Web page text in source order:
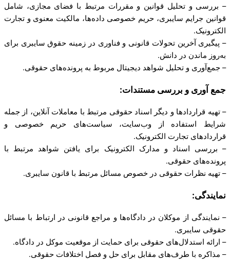
– بررسی و تحلیل قوانین و مقررات مرتبط با فضای مجازی، شامل
قوانین جرایم سایبری، حریم خصوصی داده‌ها، مالکیت معنوی و تجارت
الکترونیک.
– پیگیری آخرین تحولات قانونی و فناوری در زمینه حقوق سایبری برای
به‌روز ماندن در دانش.
– جمع‌آوری و تحلیل شواهد دیجیتال مربوط به پرونده‌های حقوقی.
جمع آوری و بررسی مستندات:
– تهیه قراردادها و دیگر اسناد حقوقی مرتبط با معاملات آنلاین، از جمله
شرایط استفاده از وب‌سایت، سیاست‌های حریم خصوصی و
قراردادهای تجارت الکترونیک.
– بررسی اسناد و مدارک الکترونیک برای یافتن شواهد مرتبط با
پرونده‌های حقوقی.
– تهیه نظرات حقوقی در خصوص مسائل مرتبط با قانون سایبری.
نمایندگی:
– نمایندگی از موکلان در دادگاه‌ها و مراجع قانونی در ارتباط با مسائل
حقوقی سایبری.
– ارائه استدلال‌های حقوقی برای حمایت از موقعیت موکل در دادگاه.
– مذاکره با طرف‌های مقابل برای حل و فصل اختلافات حقوقی.